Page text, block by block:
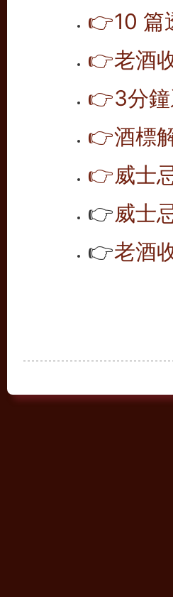
👉10 篇
👉老酒
👉3分
👉酒標
👉威士
👉威士
👉老酒